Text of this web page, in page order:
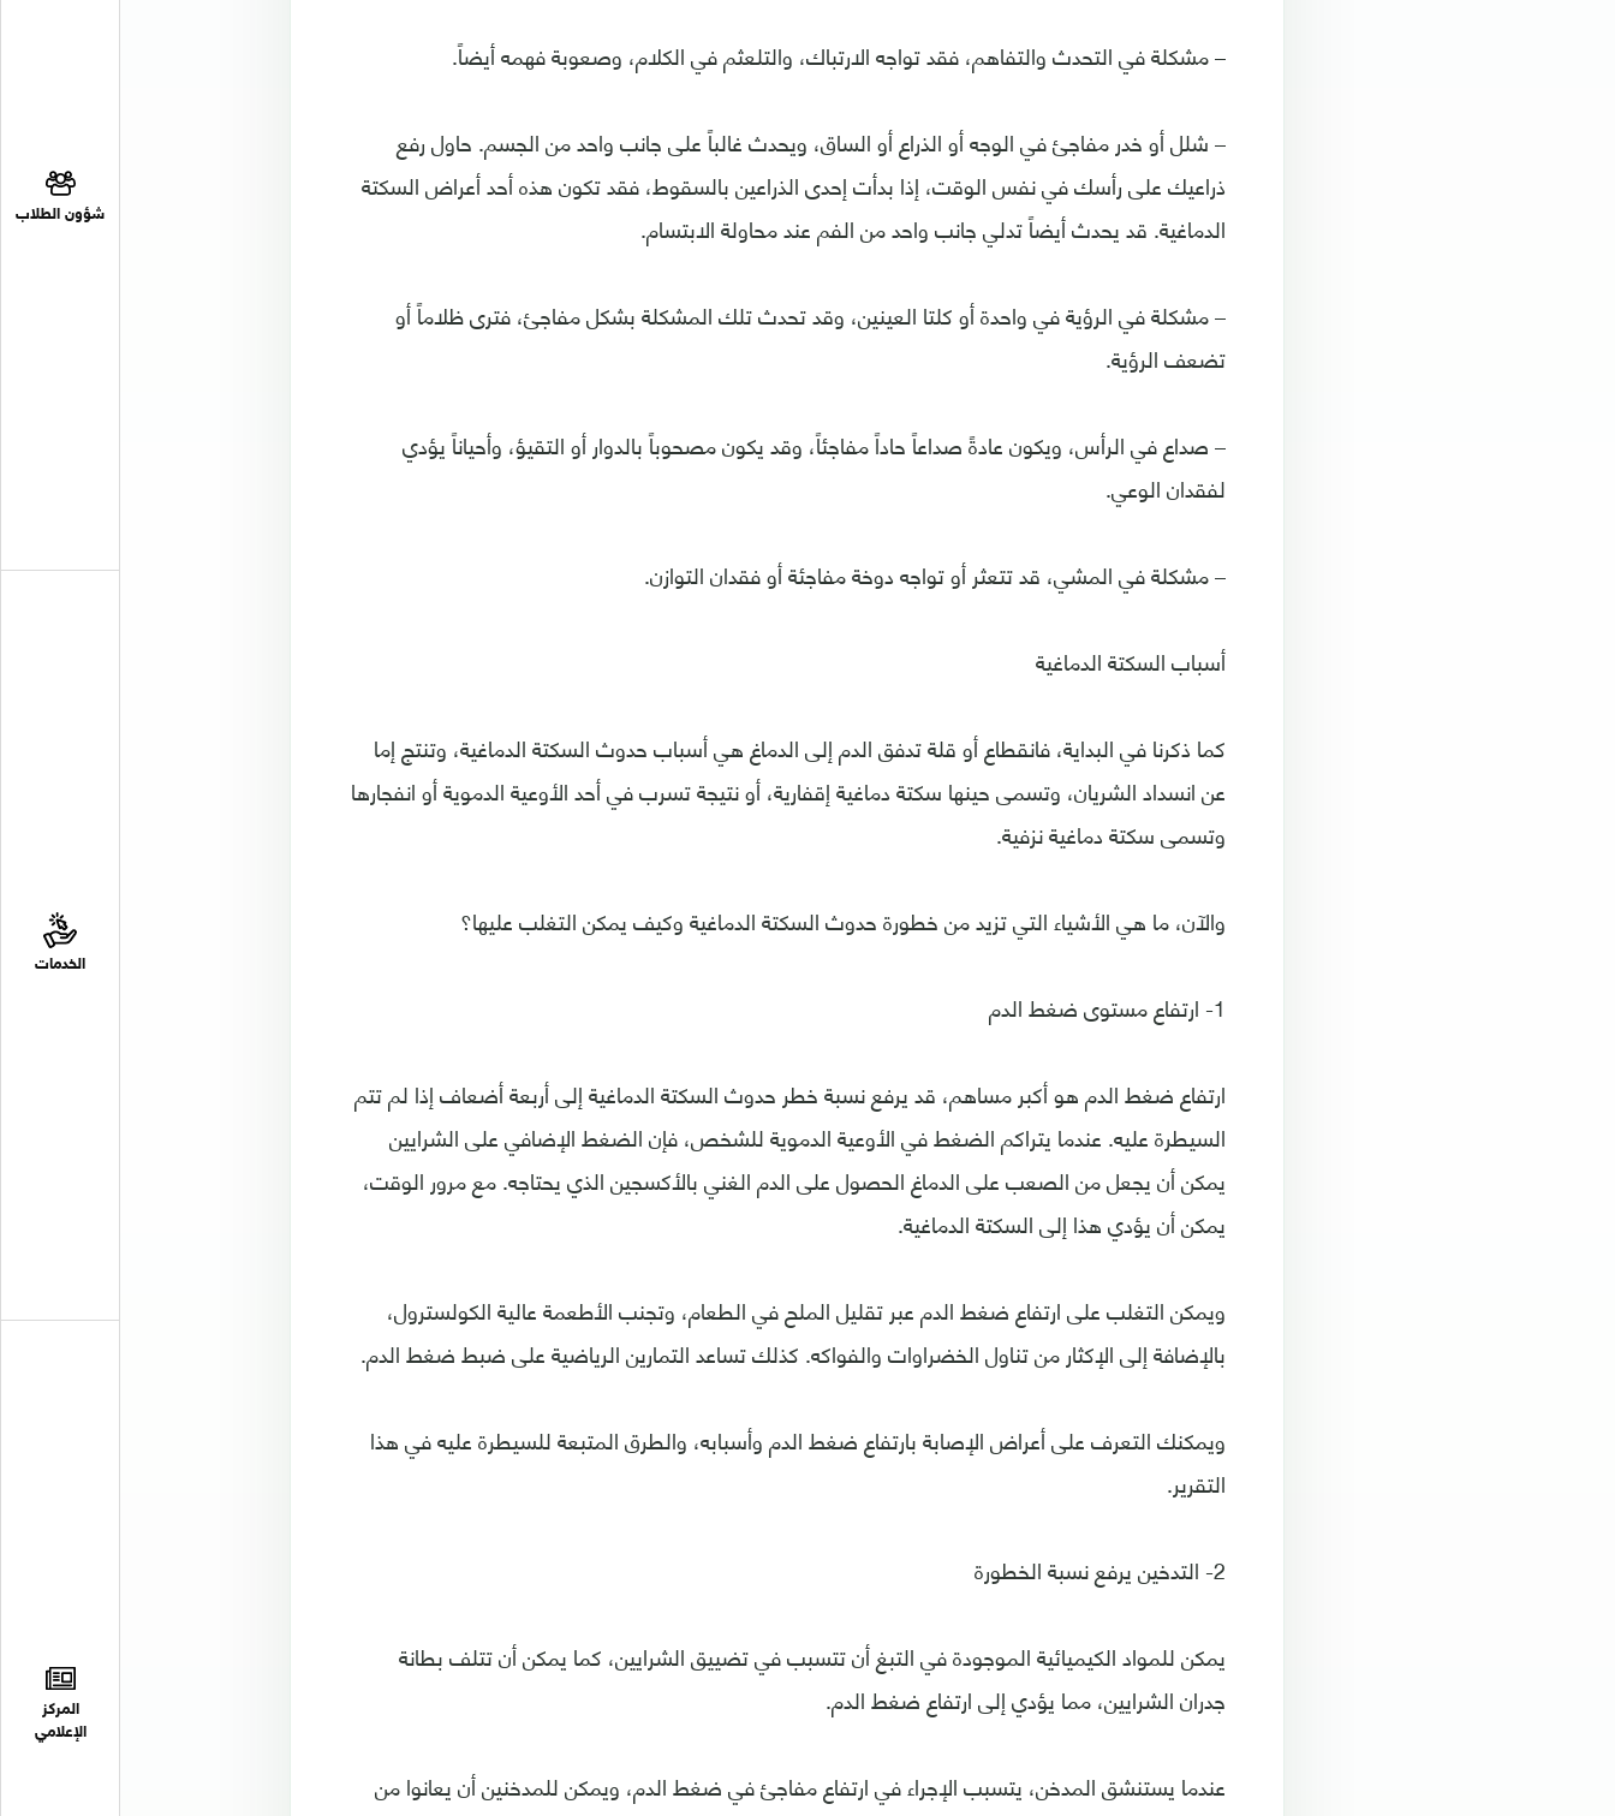
شؤون الطلاب
الخدمات
المركز
الإعلامي
– مشكلة في التحدث والتفاهم، فقد تواجه الارتباك، والتلعثم في الكلام، وصعوبة فهمه أيضاً.
– شلل أو خدر مفاجئ في الوجه أو الذراع أو الساق، ويحدث غالباً على جانب واحد من الجسم. حاول رفع
ذراعيك على رأسك في نفس الوقت، إذا بدأت إحدى الذراعين بالسقوط، فقد تكون هذه أحد أعراض السكتة
الدماغية. قد يحدث أيضاً تدلي جانب واحد من الفم عند محاولة الابتسام.
– مشكلة في الرؤية في واحدة أو كلتا العينين، وقد تحدث تلك المشكلة بشكل مفاجئ، فترى ظلاماً أو
تضعف الرؤية.
– صداع في الرأس، ويكون عادةً صداعاً حاداً مفاجئاً، وقد يكون مصحوباً بالدوار أو التقيؤ، وأحياناً يؤدي
لفقدان الوعي.
– مشكلة في المشي، قد تتعثر أو تواجه دوخة مفاجئة أو فقدان التوازن.
أسباب السكتة الدماغية
كما ذكرنا في البداية، فانقطاع أو قلة تدفق الدم إلى الدماغ هي أسباب حدوث السكتة الدماغية، وتنتج إما
عن انسداد الشريان، وتسمى حينها سكتة دماغية إقفارية، أو نتيجة تسرب في أحد الأوعية الدموية أو انفجارها
وتسمى سكتة دماغية نزفية.
والآن، ما هي الأشياء التي تزيد من خطورة حدوث السكتة الدماغية وكيف يمكن التغلب عليها؟
1- ارتفاع مستوى ضغط الدم
ارتفاع ضغط الدم هو أكبر مساهم، قد يرفع نسبة خطر حدوث السكتة الدماغية إلى أربعة أضعاف إذا لم تتم
السيطرة عليه. عندما يتراكم الضغط في الأوعية الدموية للشخص، فإن الضغط الإضافي على الشرايين
يمكن أن يجعل من الصعب على الدماغ الحصول على الدم الغني بالأكسجين الذي يحتاجه. مع مرور الوقت،
يمكن أن يؤدي هذا إلى السكتة الدماغية.
ويمكن التغلب على ارتفاع ضغط الدم عبر تقليل الملح في الطعام، وتجنب الأطعمة عالية الكولسترول،
بالإضافة إلى الإكثار من تناول الخضراوات والفواكه. كذلك تساعد التمارين الرياضية على ضبط ضغط الدم.
ويمكنك التعرف على أعراض الإصابة بارتفاع ضغط الدم وأسبابه، والطرق المتبعة للسيطرة عليه في هذا
التقرير.
2- التدخين يرفع نسبة الخطورة
يمكن للمواد الكيميائية الموجودة في التبغ أن تتسبب في تضييق الشرايين، كما يمكن أن تتلف بطانة
جدران الشرايين، مما يؤدي إلى ارتفاع ضغط الدم.
عندما يستنشق المدخن، يتسبب الإجراء في ارتفاع مفاجئ في ضغط الدم، ويمكن للمدخنين أن يعانوا من